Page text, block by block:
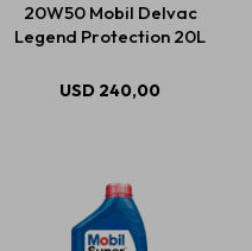
20W50 Mobil Delvac
Legend Protection 20L
USD 240,00